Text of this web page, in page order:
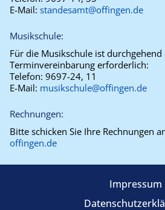
E-Mail: standesamt@offingen.de
Musikschule:
Für die Musikschule ist durchgehend
Terminvereinbarung erforderlich:
Telefon: 9697-24, 11
E-Mail: musikschule@offingen.de
Rechnungen:
Bitte schicken Sie Ihre Rechnungen
offingen.de
Impressum